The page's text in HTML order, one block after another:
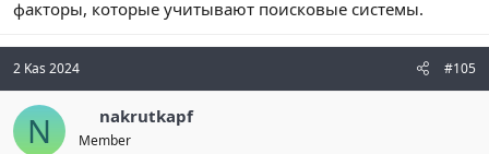
факторы, которые учитывают поисковые системы.
2 Kas 2024 #105
N nakrutkapf
Member